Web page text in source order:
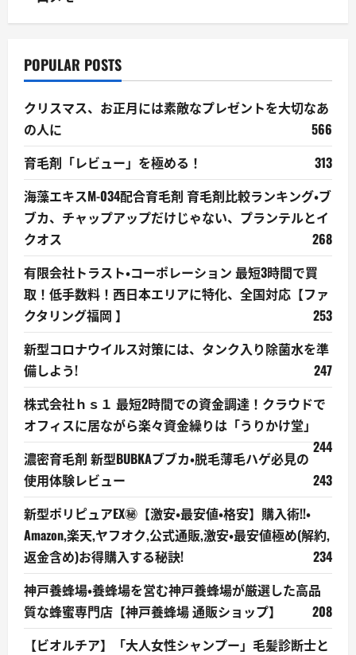
POPULAR POSTS
クリスマス、お正月には素敵なプレゼントを大切なあ
の人に
566
育毛剤「レビュー」を極める！
313
海藻エキスM-034配合育毛剤 育毛剤比較ランキング・ブ
ブカ、チャップアップだけじゃない、プランテルとイ
クオス
268
有限会社トラスト・コーポレーション 最短3時間で買
取！低手数料！西日本エリアに特化、全国対応【ファ
クタリング福岡 】
253
新型コロナウイルス対策には、タンク入り除菌水を準
備しよう!
247
株式会社ｈｓ１ 最短2時間での資金調達！クラウドで
オフィスに居ながら楽々資金繰りは「うりかけ堂」
244
濃密育毛剤 新型BUBKAブブカ・脱毛薄毛ハゲ必見の
使用体験レビュー
243
新型ポリピュアEX㊙【激安・最安値・格安】購入術!!・
Amazon,楽天,ヤフオク,公式通販,激安・最安値極め(解約,
返金含め)お得購入する秘訣!
234
神戸養蜂場・養蜂場を営む神戸養蜂場が厳選した高品
質な蜂蜜専門店【神戸養蜂場 通販ショップ】
208
【ビオルチア】「大人女性シャンプー」毛髪診断士と